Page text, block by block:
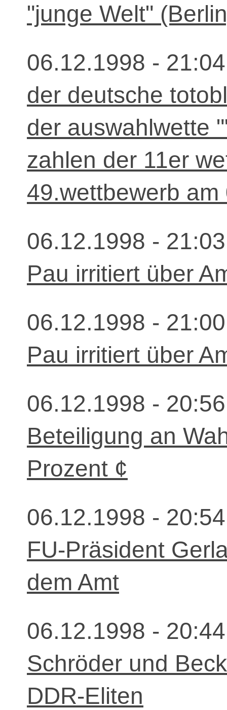
"junge Welt"
06.12.1998 -
der deutsche
der auswahlwette
zahlen der 11er
49.wettbewerb
06.12.1998 -
Pau irritiert über
06.12.1998 -
Pau irritiert über
06.12.1998 -
Beteiligung an
Prozent ¢
06.12.1998 -
FU-Präsident
dem Amt
06.12.1998 -
Schröder und
DDR-Eliten